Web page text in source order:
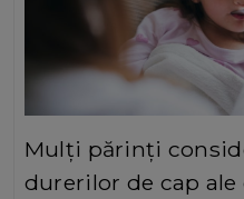
Mulți părinți
durerilor de cap